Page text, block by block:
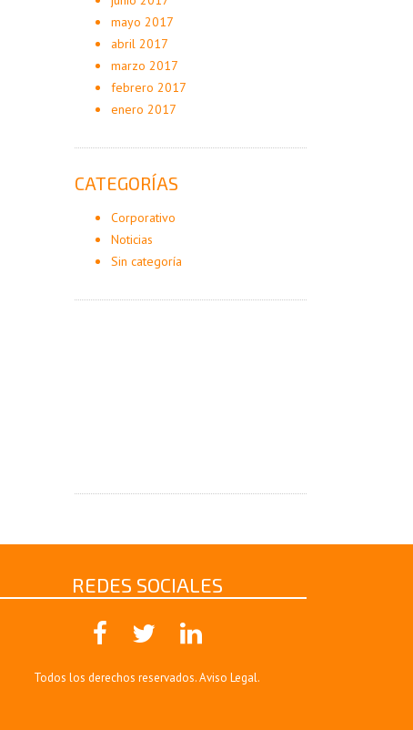
mayo 2017
abril 2017
marzo 2017
febrero 2017
enero 2017
CATEGORÍAS
Corporativo
Noticias
Sin categoría
REDES SOCIALES
Todos los derechos reservados.Aviso Legal.